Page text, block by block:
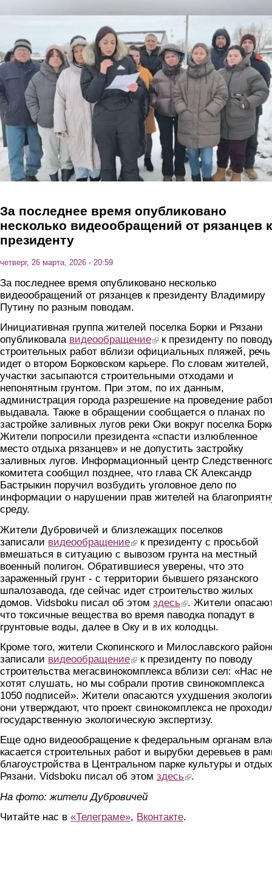
За последнее время опубликовано
несколько видеообращений от рязанцев к
президенту
четверг, 26 марта, 2026 - 20:59
За последнее время опубликовано несколько
видеообращений от рязанцев к президенту Владимиру
Путину по разным поводам.
Инициативная группа жителей поселка Борки и Рязани
опубликовала видеообращение(link is external)
к президенту по
строительных работ вблизи официальных пляжей, речь
идет о втором Борковском карьере. По словам жителей,
участки засыпаются строительными отходами и
непонятным грунтом. При этом, по их данным,
администрация города разрешение на проведение
выдавала. Также в обращении сообщается о планах по
застройке заливных лугов реки Оки вокруг поселка
Жители попросили президента «спасти излюбленное
место отдыха рязанцев» и не допустить застройку
заливных лугов. Информационный центр
комитета сообщил позднее, что глава СК Александр
Бастрыкин поручил возбудить уголовное дело по
информации о нарушении прав жителей на
среду.
Жители Дубровичей и близлежащих поселков
записали видеообращение(link is external)
к президенту с просьбой
вмешаться в ситуацию с вывозом грунта на местный
военный полигон. Обратившиеся уверены, что это
зараженный грунт - с территории бывшего рязанского
шпалозавода, где сейчас идет строительство жилых
домов. Vidsboku писал об этом здесь (link is external)
. Жители
что токсичные вещества во время паводка попадут в
грунтовые воды, далее в Оку и в их колодцы.
Кроме того, жители Скопинского и Милославского
записали видеообращение(link is external)
к президенту по поводу
строительства мегасвинокомплекса вблизи сел: «Нас не
хотят слушать, но мы собрали против свинокомплекса
1050 подписей». Жители опасаются ухудшения
они утверждают, что проект свинокомплекса не
государственную экологическую экспертизу.
Еще одно видеообращение к федеральным органам
касается строительных работ и вырубки деревьев в
благоустройства в Центральном парке культуры и
Рязани. Vidsboku писал об этом здесь (link is external)
.
На фото: жители Дубровичей
Читайте нас в «Телеграме», Вконтакте.